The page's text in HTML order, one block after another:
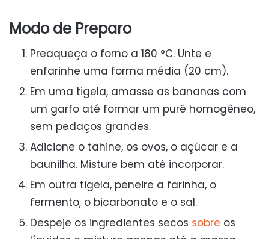
Modo de Preparo
Preaqueça o forno a 180 °C. Unte e
enfarinhe uma forma média (20 cm).
Em uma tigela, amasse as bananas com
um garfo até formar um purê homogêneo,
sem pedaços grandes.
Adicione o tahine, os ovos, o açúcar e a
baunilha. Misture bem até incorporar.
Em outra tigela, peneire a farinha, o
fermento, o bicarbonato e o sal.
Despeje os ingredientes secos sobre os